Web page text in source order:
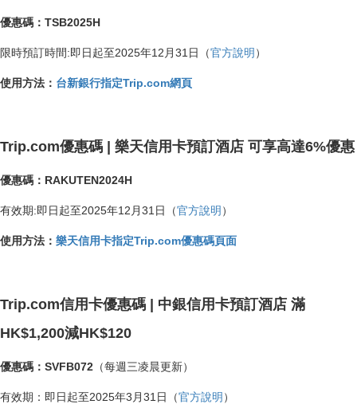
優惠碼：TSB2025H
限時預訂時間:即日起至2025年12月31日（官方說明 ）
使用方法： 台新銀行指定Trip.com網頁
Trip.com優惠碼 | 樂天信用卡預訂酒店 可享高達6%優惠
優惠碼：RAKUTEN2024H
有效期:即日起至2025年12月31日（官方說明 ）
使用方法： 樂天信用卡指定Trip.com優惠碼頁面
Trip.com信用卡優惠碼 | 中銀信用卡預訂酒店 滿
HK$1,200減HK$120
優惠碼：SVFB072 （每週三凌晨更新）
有效期：即日起至2025年3月31日（官方說明 ）